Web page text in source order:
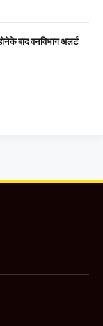
के बाद वन विभाग अलर्ट